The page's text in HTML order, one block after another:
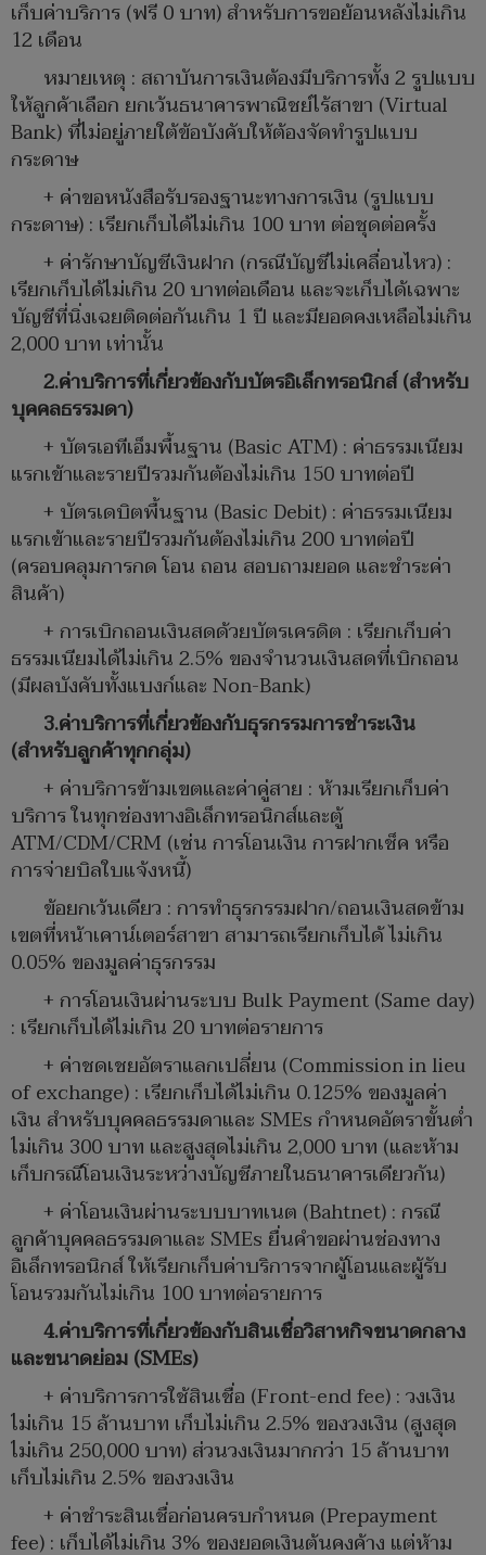
เก็บค่าบริการ (ฟรี 0 บาท) สำหรับการขอย้อนหลังไม่เกิน
12 เดือน
หมายเหตุ : สถาบันการเงินต้องมีบริการทั้ง 2 รูปแบบ
ให้ลูกค้าเลือก ยกเว้นธนาคารพาณิชย์ไร้สาขา (Virtual
Bank) ที่ไม่อยู่ภายใต้ข้อบังคับให้ต้องจัดทำรูปแบบ
กระดาษ
+ ค่าขอหนังสือรับรองฐานะทางการเงิน (รูปแบบ
กระดาษ) : เรียกเก็บได้ไม่เกิน 100 บาท ต่อชุดต่อครั้ง
+ ค่ารักษาบัญชีเงินฝาก (กรณีบัญชีไม่เคลื่อนไหว) :
เรียกเก็บได้ไม่เกิน 20 บาทต่อเดือน และจะเก็บได้เฉพาะ
บัญชีที่นิ่งเฉยติดต่อกันเกิน 1 ปี และมียอดคงเหลือไม่เกิน
2,000 บาท เท่านั้น
2.ค่าบริการที่เกี่ยวข้องกับบัตรอิเล็กทรอนิกส์ (สำหรับ
บุคคลธรรมดา)
+ บัตรเอทีเอ็มพื้นฐาน (Basic ATM) : ค่าธรรมเนียม
แรกเข้าและรายปีรวมกันต้องไม่เกิน 150 บาทต่อปี
+ บัตรเดบิตพื้นฐาน (Basic Debit) : ค่าธรรมเนียม
แรกเข้าและรายปีรวมกันต้องไม่เกิน 200 บาทต่อปี
(ครอบคลุมการกด โอน ถอน สอบถามยอด และชำระค่า
สินค้า)
+ การเบิกถอนเงินสดด้วยบัตรเครดิต : เรียกเก็บค่า
ธรรมเนียมได้ไม่เกิน 2.5% ของจำนวนเงินสดที่เบิกถอน
(มีผลบังคับทั้งแบงก์และ Non-Bank)
3.ค่าบริการที่เกี่ยวข้องกับธุรกรรมการชำระเงิน
(สำหรับลูกค้าทุกกลุ่ม)
+ ค่าบริการข้ามเขตและค่าคู่สาย : ห้ามเรียกเก็บค่า
บริการ ในทุกช่องทางอิเล็กทรอนิกส์และตู้
ATM/CDM/CRM (เช่น การโอนเงิน การฝากเช็ค หรือ
การจ่ายบิลใบแจ้งหนี้)
ข้อยกเว้นเดียว : การทำธุรกรรมฝาก/ถอนเงินสดข้าม
เขตที่หน้าเคาน์เตอร์สาขา สามารถเรียกเก็บได้ ไม่เกิน
0.05% ของมูลค่าธุรกรรม
+ การโอนเงินผ่านระบบ Bulk Payment (Same day)
: เรียกเก็บได้ไม่เกิน 20 บาทต่อรายการ
+ ค่าชดเชยอัตราแลกเปลี่ยน (Commission in lieu
of exchange) : เรียกเก็บได้ไม่เกิน 0.125% ของมูลค่า
เงิน สำหรับบุคคลธรรมดาและ SMEs กำหนดอัตราขั้นต่ำ
ไม่เกิน 300 บาท และสูงสุดไม่เกิน 2,000 บาท (และห้าม
เก็บกรณีโอนเงินระหว่างบัญชีภายในธนาคารเดียวกัน)
+ ค่าโอนเงินผ่านระบบบาทเนต (Bahtnet) : กรณี
ลูกค้าบุคคลธรรมดาและ SMEs ยื่นคำขอผ่านช่องทาง
อิเล็กทรอนิกส์ ให้เรียกเก็บค่าบริการจากผู้โอนและผู้รับ
โอนรวมกันไม่เกิน 100 บาทต่อรายการ
4.ค่าบริการที่เกี่ยวข้องกับสินเชื่อวิสาหกิจขนาดกลาง
และขนาดย่อม (SMEs)
+ ค่าบริการการใช้สินเชื่อ (Front-end fee) : วงเงิน
ไม่เกิน 15 ล้านบาท เก็บไม่เกิน 2.5% ของวงเงิน (สูงสุด
ไม่เกิน 250,000 บาท) ส่วนวงเงินมากกว่า 15 ล้านบาท
เก็บไม่เกิน 2.5% ของวงเงิน
+ ค่าชำระสินเชื่อก่อนครบกำหนด (Prepayment
fee) : เก็บได้ไม่เกิน 3% ของยอดเงินต้นคงค้าง แต่ห้าม